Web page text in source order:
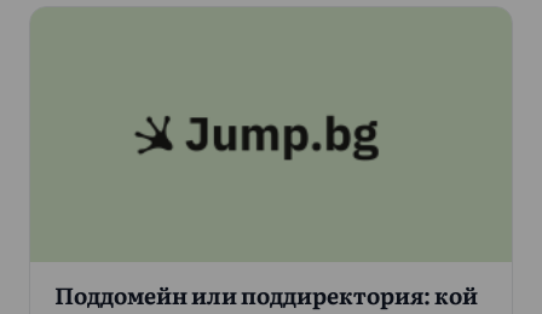
Поддомейн или поддиректория: кой